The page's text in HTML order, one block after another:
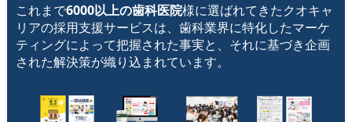
これまで6000以上の歯科医院様に選ばれてきたクオキャ
リアの採用支援サービスは、歯科業界に特化したマーケ
ティングによって把握された事実と、それに基づき企画
された解決策が織り込まれています。